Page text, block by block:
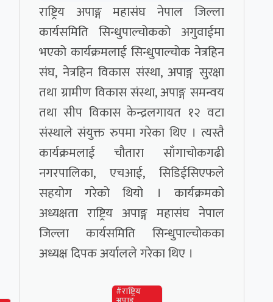
राष्ट्रिय अपाङ्ग महासंघ नेपाल जिल्ला
कार्यसमिति सिन्धुपाल्चोकको अगुवाईमा
भएको कार्यक्रमलाई सिन्धुपाल्चोक नेत्रहिन
संघ, नेत्रहिन विकास संस्था, अपाङ्ग सुरक्षा
तथा ग्रामीण विकास संस्था, अपाङ्ग समन्वय
तथा सीप विकास केन्द्रलगायत १२ वटा
संस्थाले संयुक्त रुपमा गरेका थिए । त्यस्तै
कार्यक्रमलाई चौतारा साँगाचोकगढी
नगरपालिका, एचआई, सिडिईसिएफले
सहयोग गरेको थियो । कार्यक्रमको
अध्यक्षता राष्ट्रिय अपाङ्ग महासंघ नेपाल
जिल्ला कार्यसमिति सिन्धुपाल्चोकका
अध्यक्ष दिपक अर्यालले गरेका थिए ।
#राष्ट्रिय